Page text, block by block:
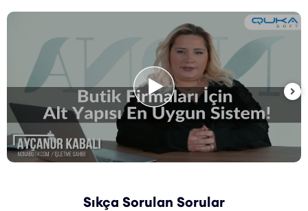
Sıkça Sorulan Sorular